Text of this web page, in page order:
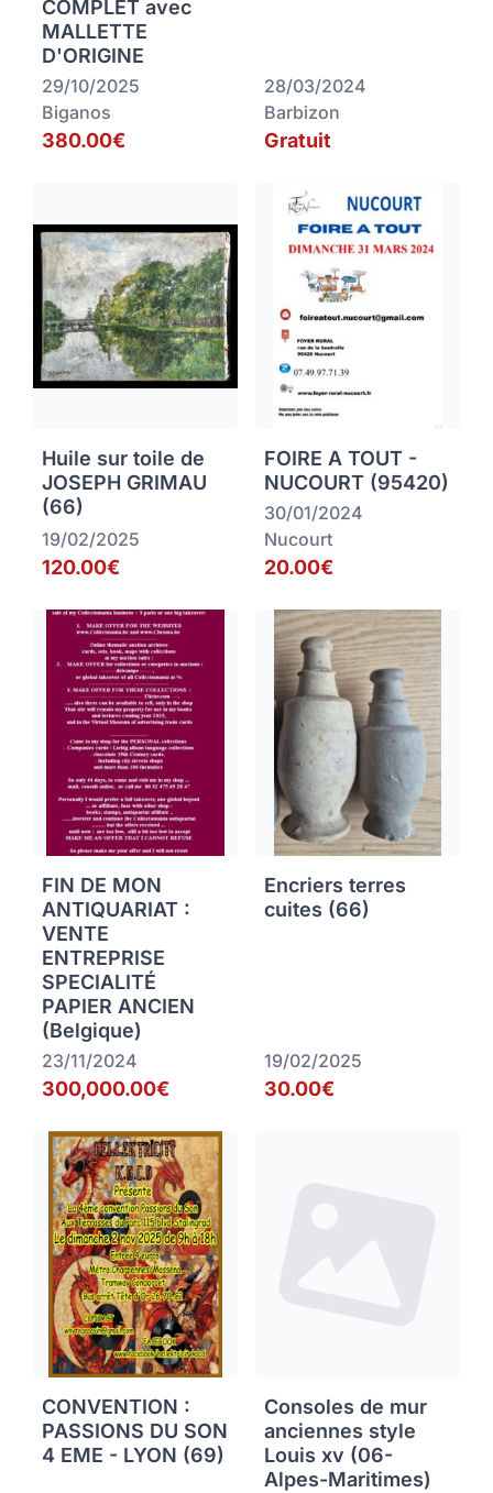
COMPLET avec
MALLETTE
D'ORIGINE
29/10/2025
Biganos
380.00€
28/03/2024
Barbizon
Gratuit
Huile sur toile de
JOSEPH GRIMAU
(66)
19/02/2025
120.00€
FOIRE A TOUT -
NUCOURT (95420)
30/01/2024
Nucourt
20.00€
FIN DE MON
ANTIQUARIAT :
VENTE
ENTREPRISE
SPECIALITÉ
PAPIER ANCIEN
(Belgique)
23/11/2024
300,000.00€
Encriers terres
cuites (66)
19/02/2025
30.00€
CONVENTION :
PASSIONS DU SON
4 EME - LYON (69)
Consoles de mur
anciennes style
Louis xv (06-
Alpes-Maritimes)